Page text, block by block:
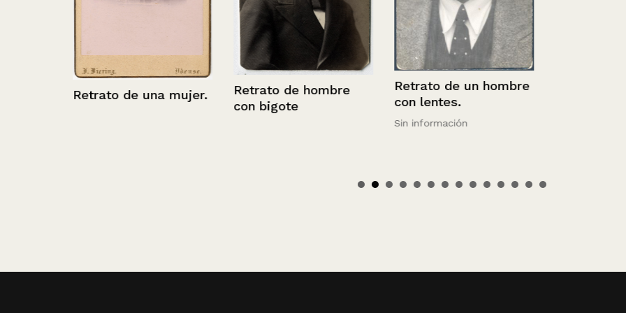
Retrato de una mujer.
Retrato de hombre
con bigote
Retrato de un hombre
con lentes.
Sin información